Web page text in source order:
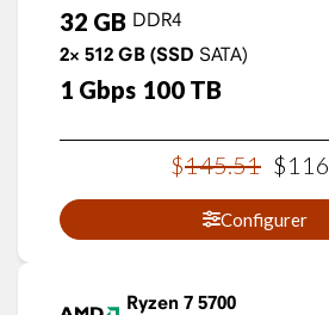
32 GB DDR4
2× 512 GB (SSD SATA)
1 Gbps 100 TB
$145.51 $116
Configurer
Ryzen 7 5700